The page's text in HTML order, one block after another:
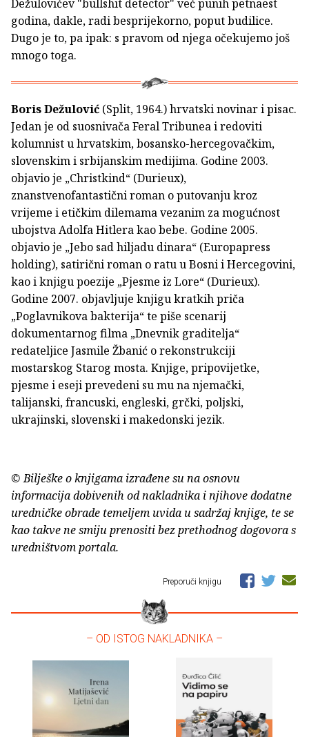
Dežulovićev "bullshit detector" već punih petnaest
godina, dakle, radi besprijekorno, poput budilice.
Dugo je to, pa ipak: s pravom od njega očekujemo još
mnogo toga.
Boris Dežulović (Split, 1964.) hrvatski novinar i pisac.
Jedan je od suosnivača Feral Tribunea i redoviti
kolumnist u hrvatskim, bosansko-hercegovačkim,
slovenskim i srbijanskim medijima. Godine 2003.
objavio je „Christkind“ (Durieux),
znanstvenofantastični roman o putovanju kroz
vrijeme i etičkim dilemama vezanim za mogućnost
ubojstva Adolfa Hitlera kao bebe. Godine 2005.
objavio je „Jebo sad hiljadu dinara“ (Europapress
holding), satirični roman o ratu u Bosni i Hercegovini,
kao i knjigu poezije „Pjesme iz Lore“ (Durieux).
Godine 2007. objavljuje knjigu kratkih priča
„Poglavnikova bakterija“ te piše scenarij
dokumentarnog filma „Dnevnik graditelja“
redateljice Jasmile Žbanić o rekonstrukciji
mostarskog Starog mosta. Knjige, pripovijetke,
pjesme i eseji prevedeni su mu na njemački,
talijanski, francuski, engleski, grčki, poljski,
ukrajinski, slovenski i makedonski jezik.
© Bilješke o knjigama izrađene su na osnovu
informacija dobivenih od nakladnika i njihove dodatne
uredničke obrade temeljem uvida u sadržaj knjige, te se
kao takve ne smiju prenositi bez prethodnog dogovora s
uredništvom portala.
Preporuči knjigu
– OD ISTOG NAKLADNIKA –